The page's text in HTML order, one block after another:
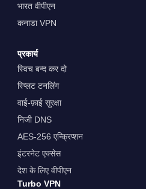
भारत वीपीएन
कनाडा VPN
प्रकार्य
स्विच बन्द कर दो
स्प्लिट टनलिंग
वाई-फ़ाई सुरक्षा
निजी DNS
AES-256 एन्क्रिप्शन
इंटरनेट एक्सेस
देश के लिए वीपीएन
Turbo VPN